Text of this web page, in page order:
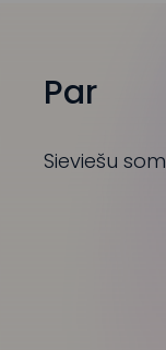
Par
Sieviešu